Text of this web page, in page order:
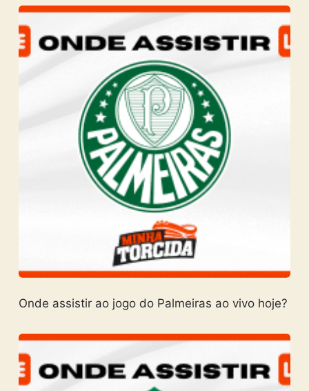
Onde assistir ao jogo do Palmeiras ao vivo hoje?